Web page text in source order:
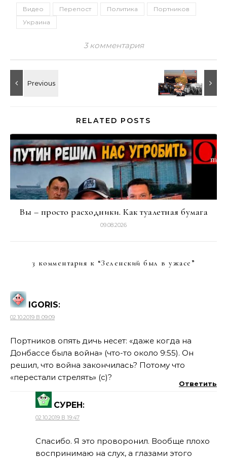
Видео Перепост Политика
Портников
Украина
3 комментария
RELATED POSTS
Вы – просто расходники. Как туалетная бумага
09.08.2026
3 комментария к “Зеленский был в ужасе ”
IGORIS:
02.10.2019 В 09:09
Портников опять дичь несет: «даже когда на
Донбассе была война» (что-то около 9:55). Он
решил, что война закончилась? Потому что
«перестали стрелять» (с)?
Ответить
СУРЕН:
02.10.2019 В 19:47
Спасибо. Я это проворонил. Вообще плохо
воспринимаю на слух, а глазами этого